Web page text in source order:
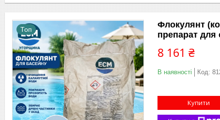
Топ
Флокулянт
препарат для
8 161 ₴
В наявності Код:
Купити